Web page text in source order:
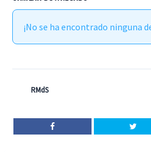
¡No se ha encontrado ninguna
RMdS